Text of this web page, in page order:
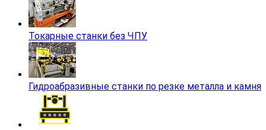
Токарные станки без ЧПУ
Гидроабразивные станки по резке металла и камня